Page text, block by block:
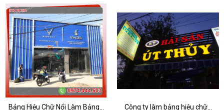
Bảng Hiệu Chữ Nổi Làm Bảng... Công ty làm bảng hiệu chữ...